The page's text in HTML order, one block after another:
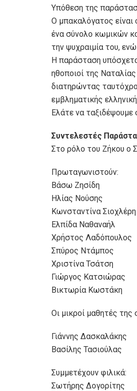
Υπόθεση της
Ο μπακαλόγατος
ένα σύνολο κωμικών
την ψυχραιμία του,
Η παράσταση
ηθοποιοί της
διατηρώντας
εμβληματικής
Ελάτε να
Συντελεστές Παράστα
Στο ρόλο του Ζήκου ο
Πρωταγωνιστούν:
Βάσω Ζησίδη
Ηλίας Νούσης
Κωνσταντίνα Σιοχλέρη
Ελπίδα Ναθαναήλ
Χρήστος Λαδόπουλος
Σπύρος Ντάμπος
Χριστίνα Τσάτση
Γιώργος Κατσιώρας
Βικτωρία Κωστάκη
Οι μικροί μαθητές της
Γιάννης Δασκαλάκης
Βασίλης Τασιούλας
Συμμετέχουν φιλικά:
Σωτήρης Δογορίτης